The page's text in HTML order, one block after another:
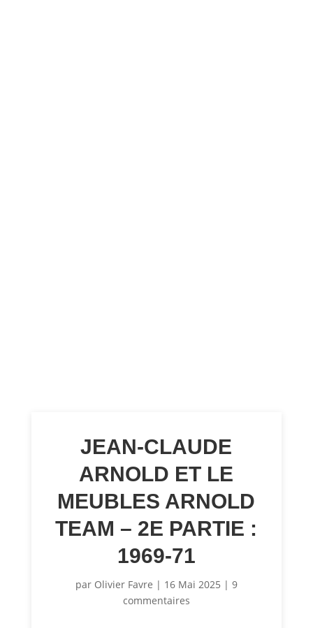
JEAN-CLAUDE
ARNOLD ET LE
MEUBLES ARNOLD
TEAM – 2E PARTIE :
1969-71
par Olivier Favre | 16 Mai 2025 | 9
commentaires